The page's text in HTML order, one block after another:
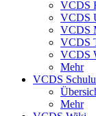
VCDS
VCDS
VCDS
VCDS
VCDS
Mehr
VCDS
Mehr